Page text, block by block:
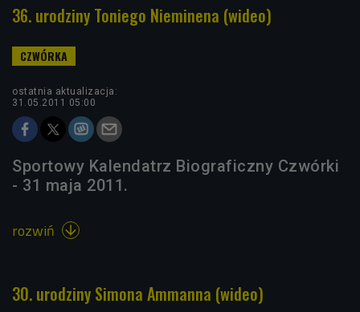
36. urodziny Toniego Nieminena (wideo)
ostatnia aktualizacja:
31.05.2011 05:00
Sportowy Kalendatrz Biograficzny Czwórki
- 31 maja 2011.
rozwiń 
30. urodziny Simona Ammanna (wideo)